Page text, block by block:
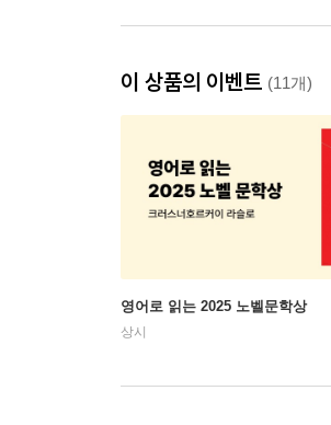
이 상품의 이벤트 (11개)
영어로 읽는 2025 노벨문학상
상시